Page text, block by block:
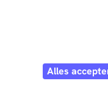
DienstenOpen
Webshop